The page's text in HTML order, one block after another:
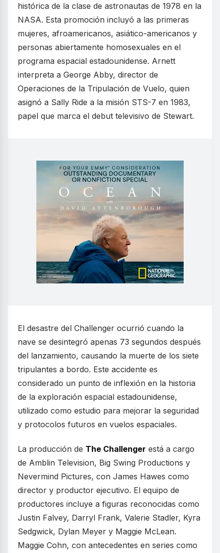
histórica de la clase de astronautas de 1978 en la
NASA. Esta promoción incluyó a las primeras
mujeres, afroamericanos, asiático-americanos y
personas abiertamente homosexuales en el
programa espacial estadounidense. Arnett
interpreta a George Abby, director de
Operaciones de la Tripulación de Vuelo, quien
asignó a Sally Ride a la misión STS-7 en 1983,
papel que marca el debut televisivo de Stewart.
El desastre del Challenger ocurrió cuando la
nave se desintegró apenas 73 segundos después
del lanzamiento, causando la muerte de los siete
tripulantes a bordo. Este accidente es
considerado un punto de inflexión en la historia
de la exploración espacial estadounidense,
utilizado como estudio para mejorar la seguridad
y protocolos futuros en vuelos espaciales.
La producción de The Challenger está a cargo
de Amblin Television, Big Swing Productions y
Nevermind Pictures, con James Hawes como
director y productor ejecutivo. El equipo de
productores incluye a figuras reconocidas como
Justin Falvey, Darryl Frank, Valerie Stadler, Kyra
Sedgwick, Dylan Meyer y Maggie McLean.
Maggie Cohn, con antecedentes en series como